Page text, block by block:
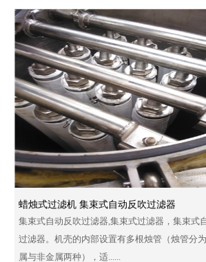
蜡烛式过滤机 集束式自动反吹过滤器
集束式自动反吹过滤器,集束式过滤器，集束式
过滤器。机壳的内部设置有多根烛管（烛管分
属与非金属两种），适......